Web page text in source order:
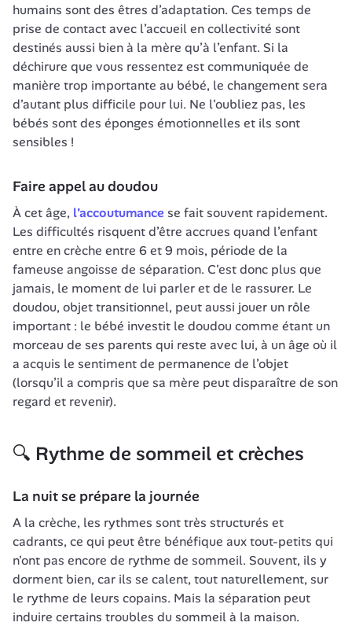
humains sont des êtres d’adaptation. Ces temps de
prise de contact avec l’accueil en collectivité sont
destinés aussi bien à la mère qu’à l’enfant. Si la
déchirure que vous ressentez est communiquée de
manière trop importante au bébé, le changement sera
d'autant plus difficile pour lui. Ne l'oubliez pas, les
bébés sont des éponges émotionnelles et ils sont
sensibles !
Faire appel au doudou
À cet âge, l’accoutumance se fait souvent rapidement.
Les difficultés risquent d’être accrues quand l’enfant
entre en crèche entre 6 et 9 mois, période de la
fameuse angoisse de séparation. C'est donc plus que
jamais, le moment de lui parler et de le rassurer. Le
doudou, objet transitionnel, peut aussi jouer un rôle
important : le bébé investit le doudou comme étant un
morceau de ses parents qui reste avec lui, à un âge où il
a acquis le sentiment de permanence de l’objet
(lorsqu’il a compris que sa mère peut disparaître de son
regard et revenir).
🔍 Rythme de sommeil et crèches
La nuit se prépare la journée
A la crèche, les rythmes sont très structurés et
cadrants, ce qui peut être bénéfique aux tout-petits qui
n'ont pas encore de rythme de sommeil. Souvent, ils y
dorment bien, car ils se calent, tout naturellement, sur
le rythme de leurs copains. Mais la séparation peut
induire certains troubles du sommeil à la maison.